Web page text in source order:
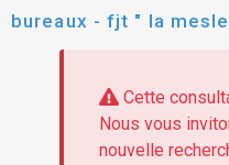
bureaux - fjt " la
Cette
Nous vous
nouvelle